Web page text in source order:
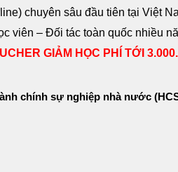
chuyên sâu đầu tiên tại Việt
viên – Đối tác toàn quốc nhiều
GIẢM HỌC PHÍ TỚI
chính sự nghiệp nhà nước